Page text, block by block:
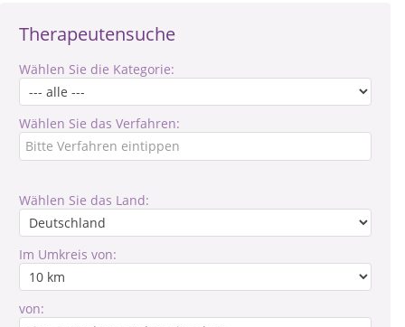
Therapeutensuche
Wählen Sie die Kategorie:
Wählen Sie das Verfahren:
Wählen Sie das Land:
Im Umkreis von:
von: